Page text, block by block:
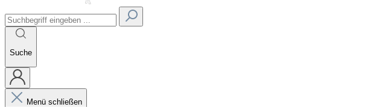
Suche
Menü schließen